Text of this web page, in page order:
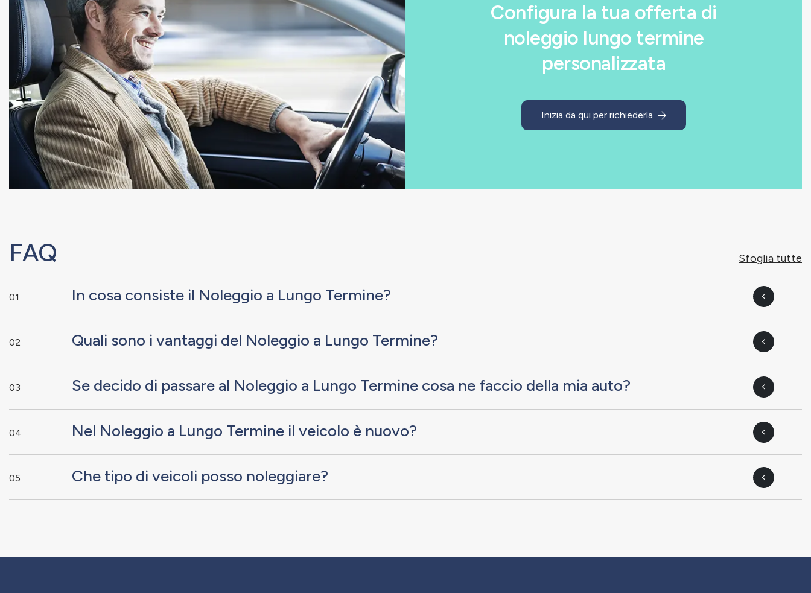
Configura la tua offerta di
noleggio lungo termine
personalizzata
Inizia da qui per richiederla
FAQ Sfoglia tutte
01 In cosa consiste il Noleggio a Lungo Termine?
02 Quali sono i vantaggi del Noleggio a Lungo Termine?
03 Se decido di passare al Noleggio a Lungo Termine cosa ne faccio della mia auto?
04 Nel Noleggio a Lungo Termine il veicolo è nuovo?
05 Che tipo di veicoli posso noleggiare?